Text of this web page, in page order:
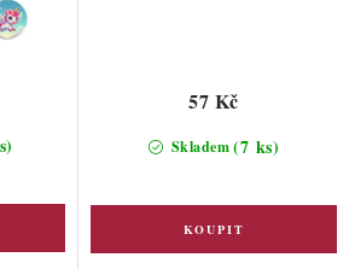
Skladem(7 ks)
57 Kč